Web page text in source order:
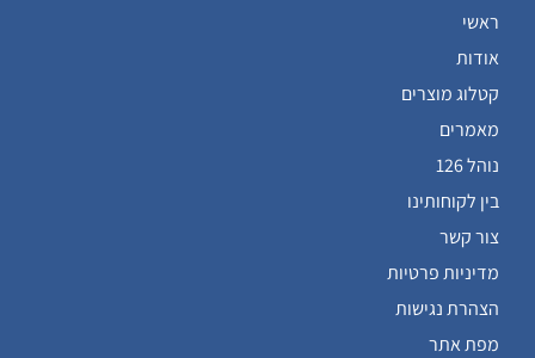
ראשי
אודות
קטלוג מוצרים
מאמרים
נוהל 126
בין לקוחותינו
צור קשר
מדיניות פרטיות
הצהרת נגישות
מפת אתר